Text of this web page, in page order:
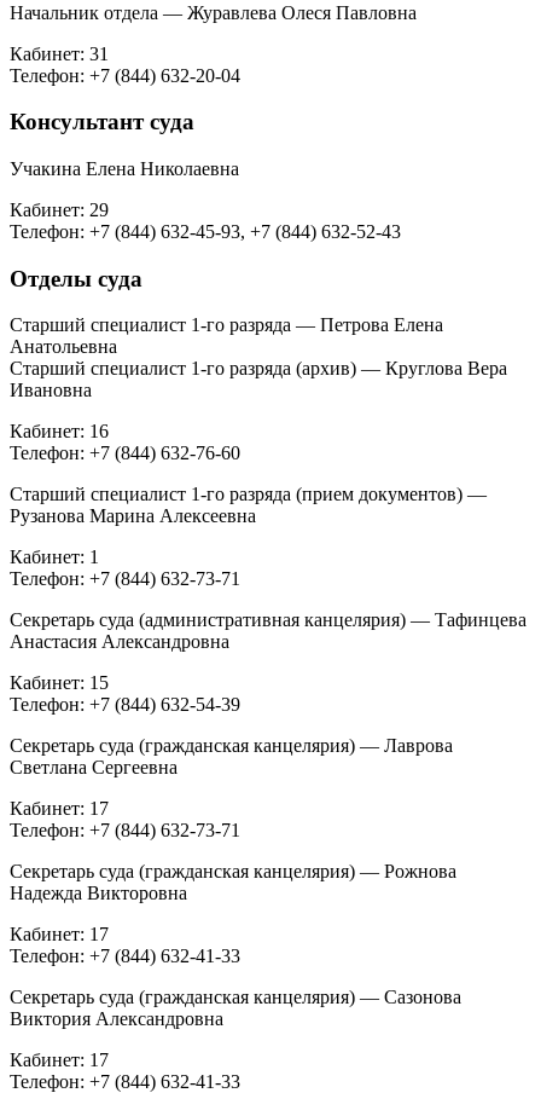
Начальник отдела — Журавлева Олеся Павловна
Кабинет: 31
Телефон: +7 (844) 632-20-04
Консультант суда
Учакина Елена Николаевна
Кабинет: 29
Телефон: +7 (844) 632-45-93, +7 (844) 632-52-43
Отделы суда
Старший специалист 1-го разряда — Петрова Елена
Анатольевна
Старший специалист 1-го разряда (архив) — Круглова Вера
Ивановна
Кабинет: 16
Телефон: +7 (844) 632-76-60
Старший специалист 1-го разряда (прием документов) —
Рузанова Марина Алексеевна
Кабинет: 1
Телефон: +7 (844) 632-73-71
Секретарь суда (административная канцелярия) — Тафинцева
Анастасия Александровна
Кабинет: 15
Телефон: +7 (844) 632-54-39
Секретарь суда (гражданская канцелярия) — Лаврова
Светлана Сергеевна
Кабинет: 17
Телефон: +7 (844) 632-73-71
Секретарь суда (гражданская канцелярия) — Рожнова
Надежда Викторовна
Кабинет: 17
Телефон: +7 (844) 632-41-33
Секретарь суда (гражданская канцелярия) — Сазонова
Виктория Александровна
Кабинет: 17
Телефон: +7 (844) 632-41-33